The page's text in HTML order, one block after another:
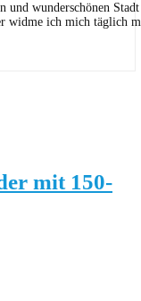
und wunderschönen
widme ich mich täglich
mit 150-